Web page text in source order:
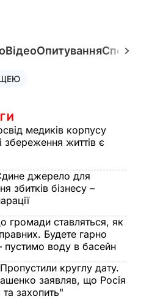
ВідеоОпитування
медиків корпусу
збереження життів є
джерело для
збитків бізнесу –
громади ставляться, як
Будете гарно
пустимо воду в басейн
Пропустили круглу дату.
заявляв, що Росія
захопить"